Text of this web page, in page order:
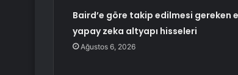
Baird’e göre takip edilmesi gereken
yapay zeka altyapı hisseleri
Ağustos 6, 2026